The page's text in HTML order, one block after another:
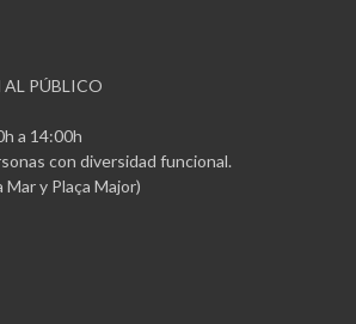
PÚBLICO
a 14:00h
con diversidad funcional.
y Plaça Major)